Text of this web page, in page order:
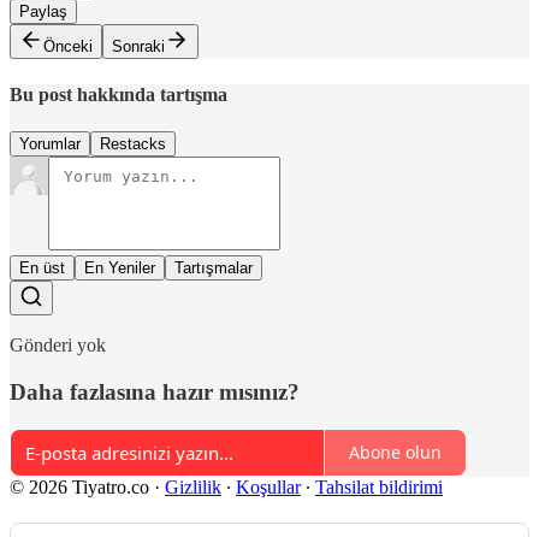
Paylaş
Önceki
Sonraki
Bu post hakkında tartışma
Yorumlar Restacks
En üst En Yeniler Tartışmalar
Gönderi yok
Daha fazlasına hazır mısınız?
Abone olun
© 2026 Tiyatro.co · Gizlilik ∙ Koşullar∙ Tahsilat bildirimi